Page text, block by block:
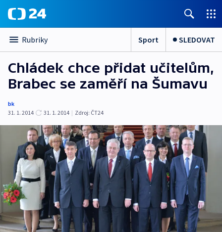
Rubriky Sport SLEDOVAT
Chládek chce přidat učitelům,
Brabec se zaměří na Šumavu
bk
31. 1. 2014
31. 1. 2014 | Zdroj: ČT24